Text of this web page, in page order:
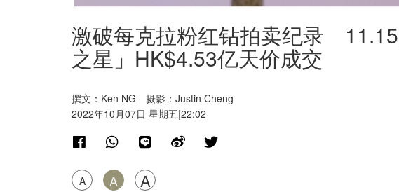
激破每克拉粉红钻拍卖纪录
之星」HK$4.53亿天价成交
撰文：Ken NG 摄影：Justin Cheng
2022年10月07日 星期五|22:02
A A A